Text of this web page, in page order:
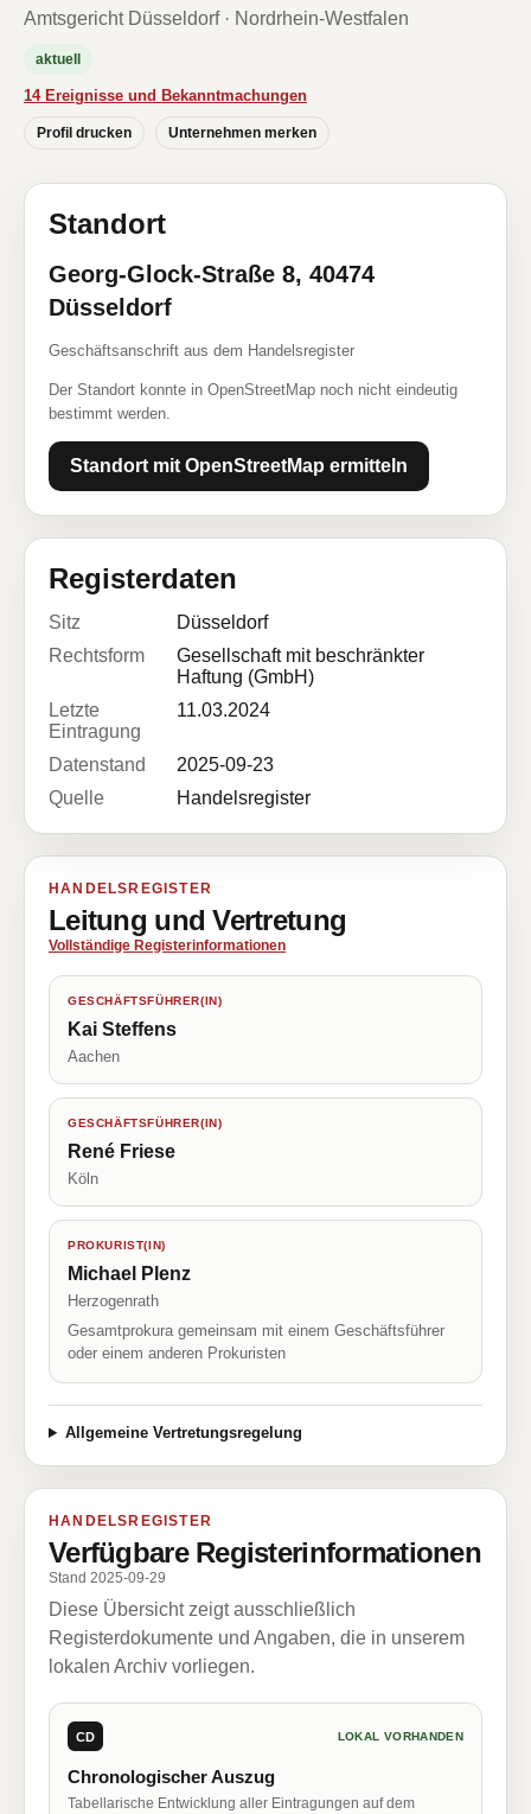
Amtsgericht Düsseldorf · Nordrhein-Westfalen
aktuell
14 Ereignisse und Bekanntmachungen
Profil drucken Unternehmen merken
Standort
Georg-Glock-Straße 8, 40474
Düsseldorf
Geschäftsanschrift aus dem Handelsregister
Der Standort konnte in OpenStreetMap noch nicht eindeutig
bestimmt werden.
Standort mit OpenStreetMap ermitteln
Registerdaten
Sitz
Düsseldorf
Rechtsform
Gesellschaft mit beschränkter
Haftung (GmbH)
Letzte
Eintragung
11.03.2024
Datenstand
2025-09-23
Quelle
Handelsregister
HANDELSREGISTER
Leitung und Vertretung
Vollständige Registerinformationen
GESCHÄFTSFÜHRER(IN)
Kai Steffens
Aachen
GESCHÄFTSFÜHRER(IN)
René Friese
Köln
PROKURIST(IN)
Michael Plenz
Herzogenrath
Gesamtprokura gemeinsam mit einem Geschäftsführer
oder einem anderen Prokuristen
Allgemeine Vertretungsregelung
HANDELSREGISTER
Verfügbare Registerinformationen
Stand 2025-09-29
Diese Übersicht zeigt ausschließlich
Registerdokumente und Angaben, die in unserem
lokalen Archiv vorliegen.
CD LOKAL VORHANDEN
Chronologischer Auszug
Tabellarische Entwicklung aller Eintragungen auf dem